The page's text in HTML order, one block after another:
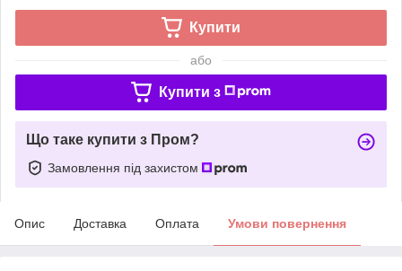
Купити
або
Купити з
Що таке купити з Пром?
Замовлення під захистом
Опис Доставка Оплата Умови повернення